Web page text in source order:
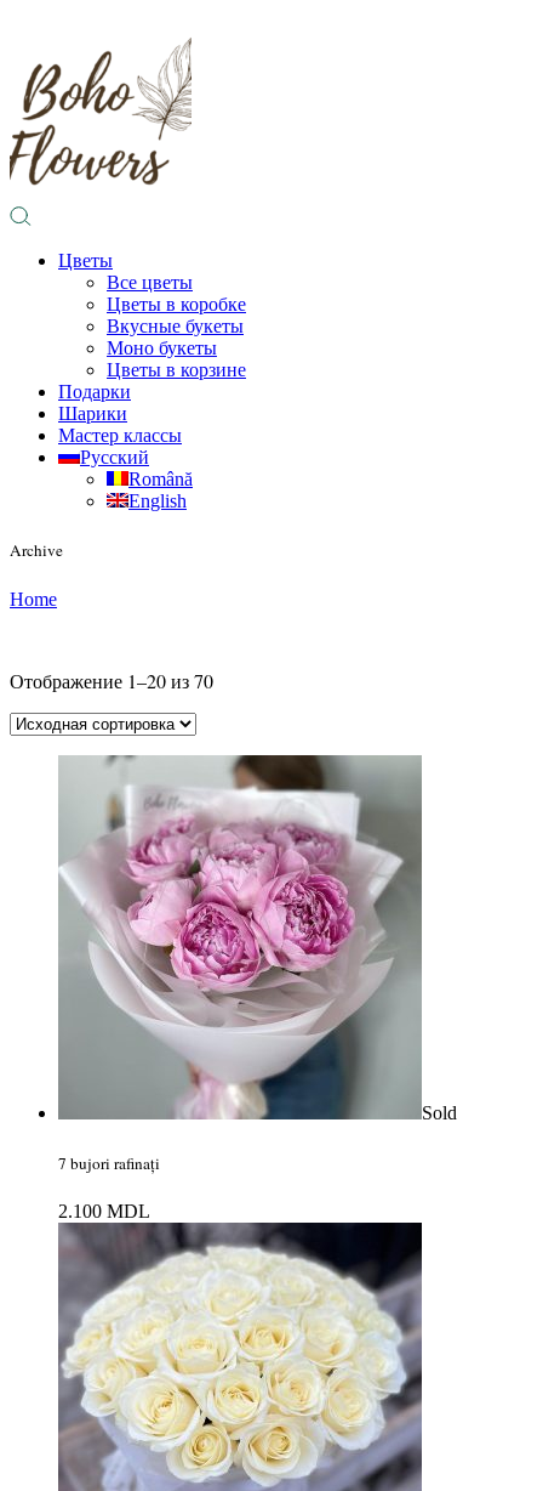
Цветы
Все цветы
Цветы в коробке
Вкусные букеты
Моно букеты
Цветы в корзине
Подарки
Шарики
Мастер классы
Русский
Română
English
Archive
Home
Отображение 1–20 из 70
Sold
7 bujori rafinați
2.100 MDL